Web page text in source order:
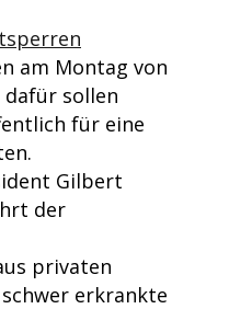
am Montag von
sollen
für eine
Gilbert
der
privaten
erkrankte